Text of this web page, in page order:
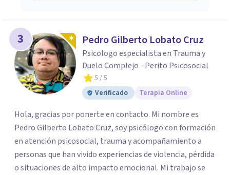
3 Pedro Gilberto Lobato Cruz
Psicologo especialista en Trauma y
Duelo Complejo - Perito Psicosocial
5 / 5
Verificado
Terapia Online
Hola, gracias por ponerte en contacto. Mi nombre es
Pedro Gilberto Lobato Cruz, soy psicólogo con formación
en atención psicosocial, trauma y acompañamiento a
personas que han vivido experiencias de violencia, pérdida
o situaciones de alto impacto emocional. Mi trabajo se